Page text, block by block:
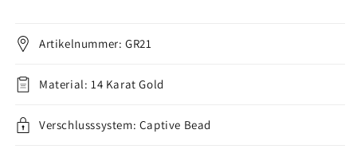
Zirkonia
Klemmkugelring
Zirkonia
Klemmkugelring
Artikelnummer: GR21
Material: 14 Karat Gold
Verschlusssystem: Captive Bead